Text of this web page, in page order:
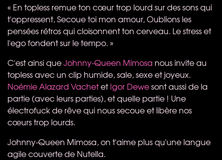
« En topless remue ton cœur trop lourd sur des sons qui
t'oppressent, Secoue toi mon amour, Oublions les
pensées rétros qui cloisonnent ton cerveau. Le stress et
l'ego fondent sur le tempo. »
C'est ainsi queJohnny-Queen Mimosa nous invite au
topless avec un clip humide, sale, sexe et joyeux.
Noémie Alazard VachetetIgor Dewesont aussi de la
partie (avec leurs parties), et quelle partie ! Une
électrofuck de rêve qui nous secoue et libère nos
cœurs trop lourds.
Johnny-Queen Mimosa, on t'aime plus qu'une langue
agile couverte de Nutella.